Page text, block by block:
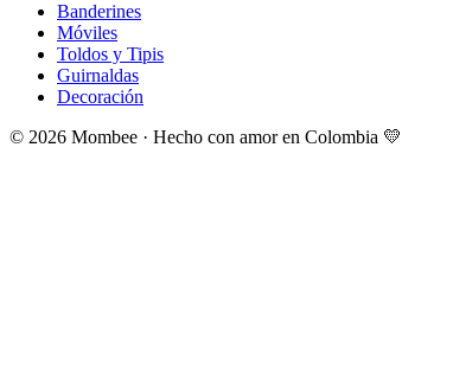
Banderines
Móviles
Toldos y Tipis
Guirnaldas
Decoración
© 2026 Mombee · Hecho con amor en Colombia 💛